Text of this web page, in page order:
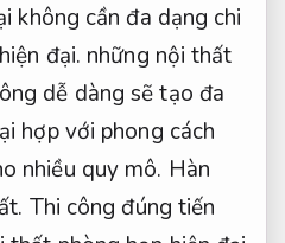
không cần đa dạng chi
đại. những nội thất
dễ dàng sẽ tạo đa
hợp với phong cách
nhiều quy mô. Hàn
Thi công đúng tiến